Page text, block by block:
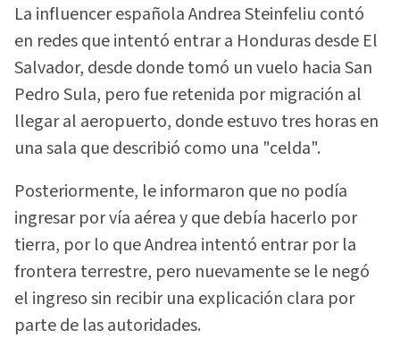
La influencer española Andrea Steinfeliu contó
en redes que intentó entrar a Honduras desde El
Salvador, desde donde tomó un vuelo hacia San
Pedro Sula, pero fue retenida por migración al
llegar al aeropuerto, donde estuvo tres horas en
una sala que describió como una "celda".
Posteriormente, le informaron que no podía
ingresar por vía aérea y que debía hacerlo por
tierra, por lo que Andrea intentó entrar por la
frontera terrestre, pero nuevamente se le negó
el ingreso sin recibir una explicación clara por
parte de las autoridades.